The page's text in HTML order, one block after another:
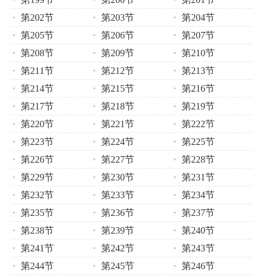
第202节
第203节
第204节
第205节
第206节
第207节
第208节
第209节
第210节
第211节
第212节
第213节
第214节
第215节
第216节
第217节
第218节
第219节
第220节
第221节
第222节
第223节
第224节
第225节
第226节
第227节
第228节
第229节
第230节
第231节
第232节
第233节
第234节
第235节
第236节
第237节
第238节
第239节
第240节
第241节
第242节
第243节
第244节
第245节
第246节